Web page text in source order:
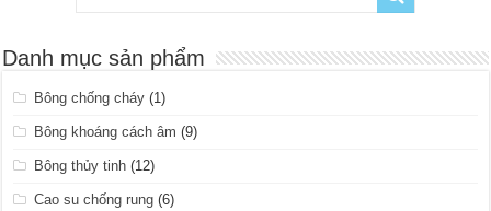
Danh mục sản phẩm
Bông chống cháy (1)
Bông khoáng cách âm (9)
Bông thủy tinh (12)
Cao su chống rung (6)